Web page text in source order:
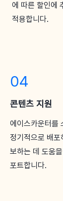
에 따른 할인에
적용합니다.
04
콘텐츠 지원
에이스카운터를
정기적으로 배
보하는 데 도움
포트합니다.